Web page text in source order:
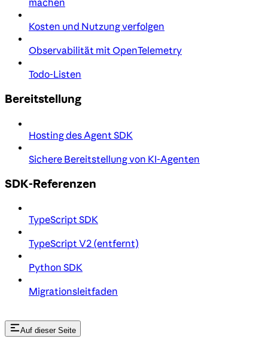
machen
Kosten und Nutzung verfolgen
Observabilität mit OpenTelemetry
Todo-Listen
Bereitstellung
Hosting des Agent SDK
Sichere Bereitstellung von KI-Agenten
SDK-Referenzen
TypeScript SDK
TypeScript V2 (entfernt)
Python SDK
Migrationsleitfaden
Auf dieser Seite